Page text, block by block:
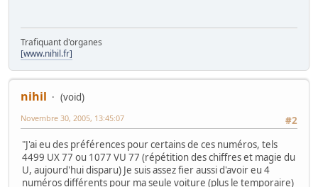
Trafiquant d'organes
[www.nihil.fr]
nihil
(void)
#2
Novembre 30, 2005, 13:45:07
"J'ai eu des préférences pour certains de ces numéros, tels
4499 UX 77 ou 1077 VU 77 (répétition des chiffres et magie du
U, aujourd'hui disparu) Je suis assez fier aussi d'avoir eu 4
numéros différents pour ma seule voiture (plus le temporaire)